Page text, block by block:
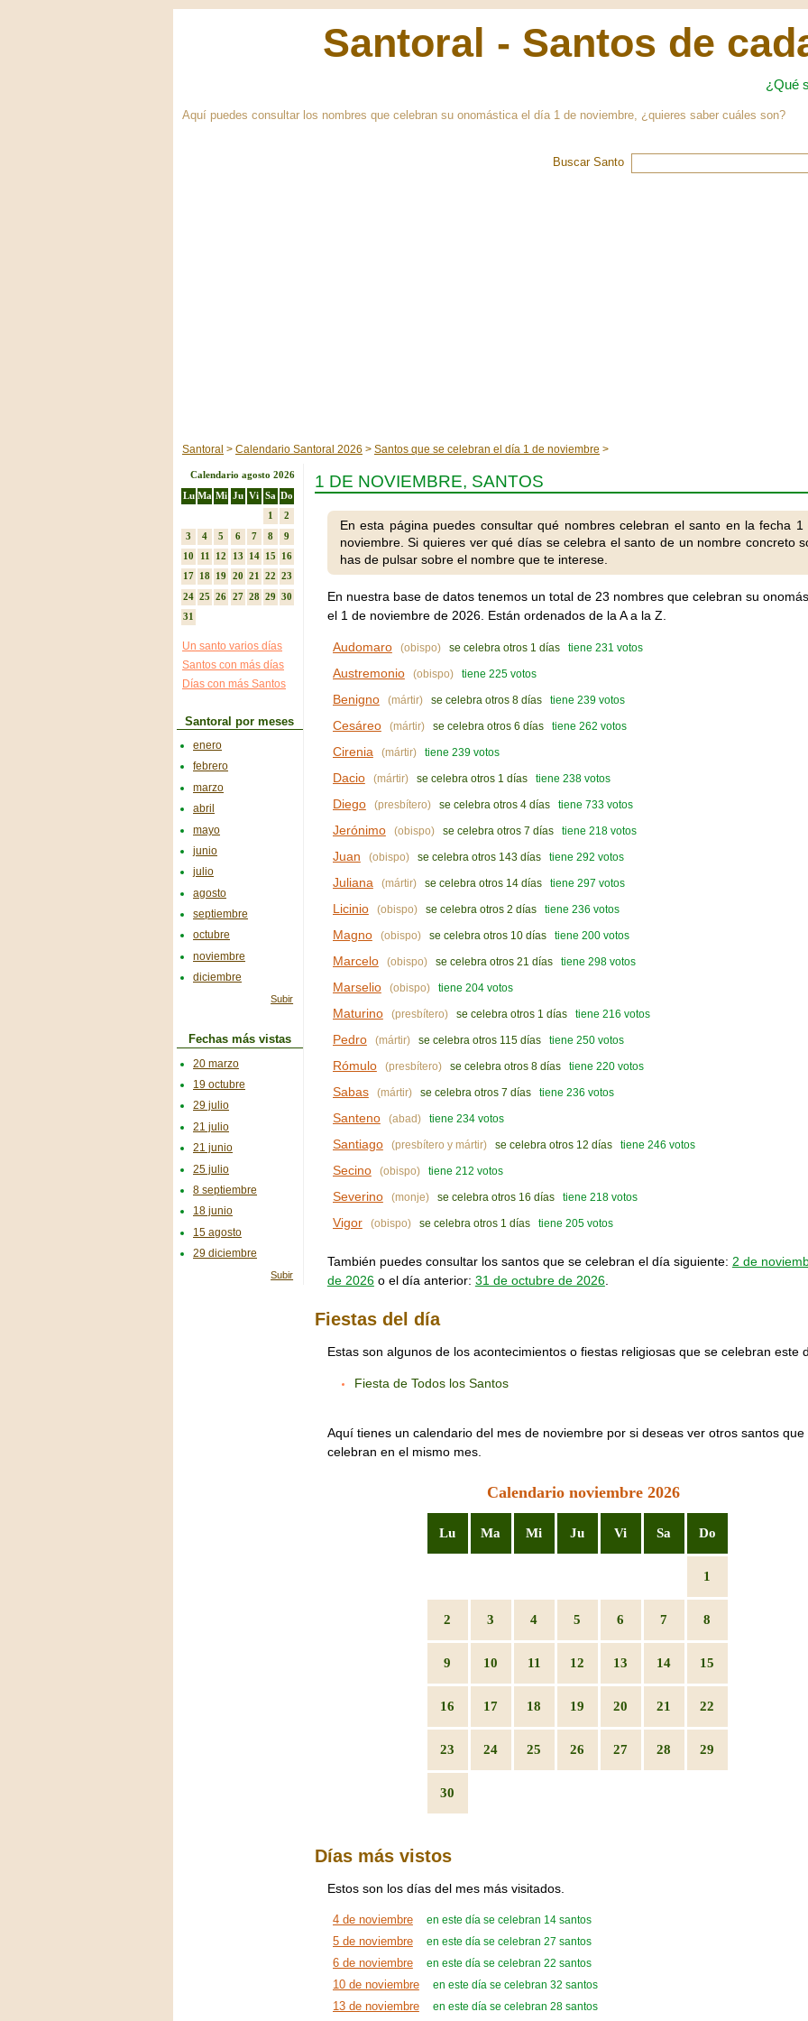
Santoral - Santos de
¿Qué
Aquí puedes consultar los nombres que celebran su onomástica el día 1 de noviembre, ¿quieres saber cuáles son?
Buscar Santo
Santoral Calendario Santoral 2026 Santos que se celebran el día 1 de noviembre
1 DE NOVIEMBRE, SANTOS
En esta página puedes consultar qué nombres celebran el santo en la fecha 1
noviembre. Si quieres ver qué días se celebra el santo de un nombre concreto
has de pulsar sobre el nombre que te interese.
En nuestra base de datos tenemos un total de 23 nombres que celebran su
el 1 de noviembre de 2026. Están ordenados de la A a la Z.
Audomaro (obispo) se celebra otros 1 días tiene 231 votos
Austremonio (obispo) tiene 225 votos
Benigno (mártir) se celebra otros 8 días tiene 239 votos
Cesáreo (mártir) se celebra otros 6 días tiene 262 votos
Cirenia (mártir) tiene 239 votos
Dacio (mártir) se celebra otros 1 días tiene 238 votos
Diego (presbítero) se celebra otros 4 días tiene 733 votos
Jerónimo (obispo) se celebra otros 7 días tiene 218 votos
Juan (obispo) se celebra otros 143 días tiene 292 votos
Juliana (mártir) se celebra otros 14 días tiene 297 votos
Licinio (obispo) se celebra otros 2 días tiene 236 votos
Magno (obispo) se celebra otros 10 días tiene 200 votos
Marcelo (obispo) se celebra otros 21 días tiene 298 votos
Marselio (obispo) tiene 204 votos
Maturino (presbítero) se celebra otros 1 días tiene 216 votos
Pedro (mártir) se celebra otros 115 días tiene 250 votos
Rómulo (presbítero) se celebra otros 8 días tiene 220 votos
Sabas (mártir) se celebra otros 7 días tiene 236 votos
Santeno (abad) tiene 234 votos
Santiago (presbítero y mártir) se celebra otros 12 días tiene 246 votos
Secino (obispo) tiene 212 votos
Severino (monje) se celebra otros 16 días tiene 218 votos
Vigor (obispo) se celebra otros 1 días tiene 205 votos
También puedes consultar los santos que se celebran el día siguiente: 2 de
de 2026o el día anterior: 31 de octubre de 2026.
Fiestas del día
Estas son algunos de los acontecimientos o fiestas religiosas que se celebran este
Fiesta de Todos los Santos
Aquí tienes un calendario del mes de noviembre por si deseas ver otros santos que
celebran en el mismo mes.
Calendario noviembre 2026
Lu Ma Mi Ju Vi Sa Do
1
2 3 4 5 6 7 8
9 10 11 12 13 14 15
16 17 18 19 20 21 22
23 24 25 26 27 28 29
30
Días más vistos
Estos son los días del mes más visitados.
4 de noviembre en este día se celebran 14 santos
5 de noviembre en este día se celebran 27 santos
6 de noviembre en este día se celebran 22 santos
10 de noviembre en este día se celebran 32 santos
13 de noviembre en este día se celebran 28 santos
Calendario agosto 2026
Lu Ma Mi Ju Vi Sa Do
1
2
3
4 5 6 7 8
9
10
11 12 13 14 15
16
17 18 19 20 21 22
23
24 25 26 27 28 29
30
31
Un santo varios días
Santos con más días
Días con más Santos
Santoral por meses
enero
febrero
marzo
abril
mayo
junio
julio
agosto
septiembre
octubre
noviembre
diciembre
Subir
Fechas más vistas
20 marzo
19 octubre
29 julio
21 julio
21 junio
25 julio
8 septiembre
18 junio
15 agosto
29 diciembre
Subir